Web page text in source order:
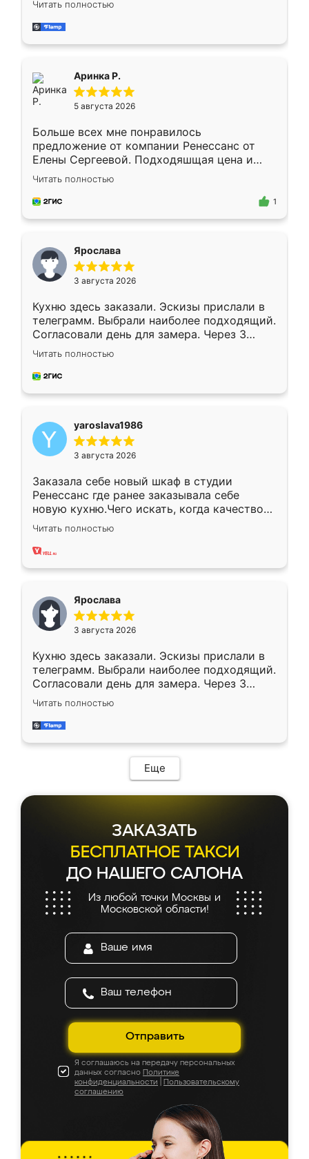
делу со всей ответственностью. Собрали
за день, ребята работали аккуратно, даже
Читать полностью
Аринка Р.
5 августа 2026
Больше всех мне понравилось
предложение от компании Ренессанс от
Елены Сергеевой. Подходяшщая цена и
короткие сроки изготовления. Приехавший
для замера сотрудник Владислав
предложил по моему эскизу самый
Читать полностью
1
Ярослава
3 августа 2026
Кухню здесь заказали. Эскизы прислали в
телеграмм. Выбрали наиболее подходящий.
Согласовали день для замера. Через 3
недели кухня была уже готова. Остались
довольны работой. Спасибо Ренессанс
мебель за качественную работу!
Читать полностью
yaroslava1986
3 августа 2026
Заказала себе новый шкаф в студии
Ренессанс где ранее заказывала себе
новую кухню.Чего искать, когда качеством
вполне довольна. Служит кухня уже почти
два года, нареканий нет.
Читать полностью
Ярослава
3 августа 2026
Кухню здесь заказали. Эскизы прислали в
телеграмм. Выбрали наиболее подходящий.
Согласовали день для замера. Через 3
недели кухня была уже готова. Остались
довольны работой. Спасибо Ренессанс
мебель за качественную работу!
Читать полностью
Еще
ЗАКАЗАТЬ
БЕСПЛАТНОЕ ТАКСИ
ДО НАШЕГО САЛОНА
Из любой точки Москвы и
Московской области!
Отправить
Я соглашаюсь на передачу персональных
данных согласно Политике
конфиденциальности
Пользовательскому
соглашению